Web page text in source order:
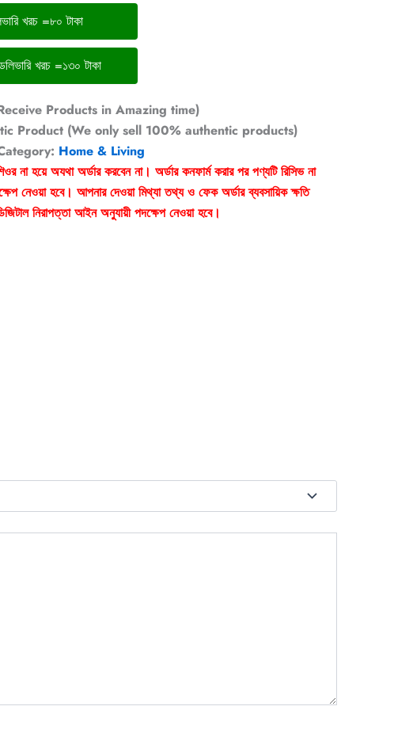
খরচ =৮০ টাকা
ঢাকার বাইরের ডেলিভারি খরচ =১৩০ টাকা
Products in Amazing time)
Product (We only sell 100% authentic products)
Home & Living
না হয়ে অযথা অর্ডার করবেন না। অর্ডার কনফার্ম করার পর পণ্যটি রিসিভ না
নেওয়া হবে। আপনার দেওয়া মিথ্যা তথ্য ও ফেক অর্ডার ব্যবসায়িক ক্ষতি
নিরাপত্তা আইন অনুযায়ী পদক্ষেপ নেওয়া হবে।